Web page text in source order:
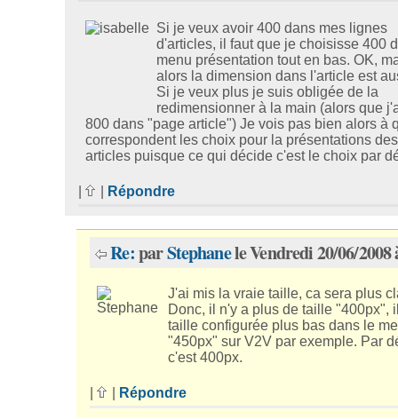
Si je veux avoir 400 dans mes lignes
d'articles, il faut que je choisisse 400
menu présentation tout en bas. OK,
alors la dimension dans l'article est
Si je veux plus je suis obligée de la
redimensionner à la main (alors que
800 dans "page article") Je vois pas bien alors à
correspondent les choix pour la présentations des
articles puisque ce qui décide c'est le choix par
| Répondre
Re:parStephanele Vendredi 20/06/2008
J'ai mis la vraie taille, ca sera plus
Donc, il n'y a plus de taille "400px",
taille configurée plus bas dans le
"450px" sur V2V par exemple. Par
c'est 400px.
| Répondre